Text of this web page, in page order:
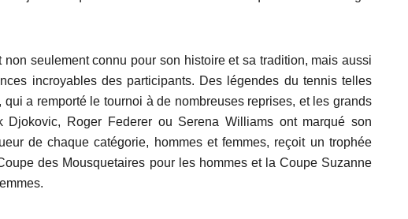
non seulement connu pour son histoire et sa tradition, mais aussi
incroyables des participants. Des légendes du tennis telles
a remporté le tournoi à de nombreuses reprises, et les grands
Djokovic, Roger Federer ou Serena Williams ont marqué son
de chaque catégorie, hommes et femmes, reçoit un trophée
des Mousquetaires pour les hommes et la Coupe Suzanne